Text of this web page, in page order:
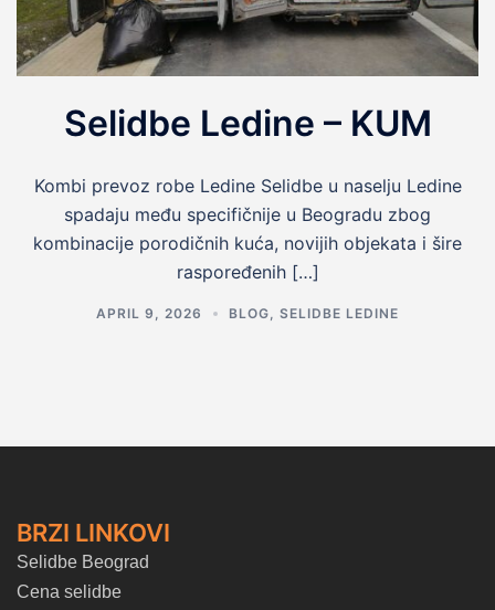
Selidbe Ledine – KUM
Kombi prevoz robe Ledine Selidbe u naselju Ledine
spadaju među specifičnije u Beogradu zbog
kombinacije porodičnih kuća, novijih objekata i šire
raspoređenih […]
APRIL 9, 2026 BLOG SELIDBE LEDINE
BRZI LINKOVI
Selidbe Beograd
Cena selidbe